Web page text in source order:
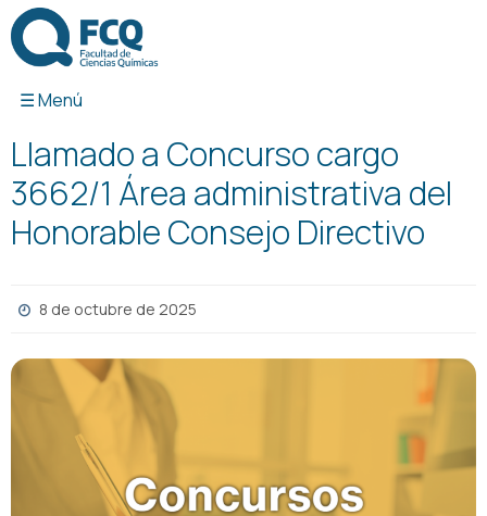
contenido
Llamado a Concurso cargo
3662/1 Área administrativa del
Honorable Consejo Directivo
8 de octubre de 2025